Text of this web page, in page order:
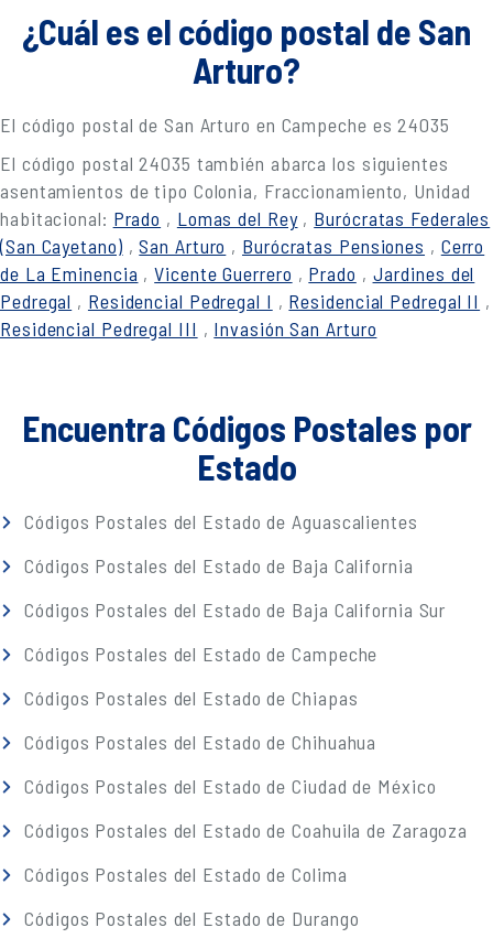
¿Cuál es el código postal de San
Arturo?
El código postal de San Arturo en Campeche es 24035
El código postal 24035 también abarca los siguientes
asentamientos de tipo Colonia, Fraccionamiento, Unidad
habitacional: Prado , Lomas del Rey, Burócratas Federales
(San Cayetano) ,San Arturo , Burócratas Pensiones , Cerro
de La Eminencia ,Vicente Guerrero , Prado , Jardines del
Pedregal , Residencial Pedregal I , Residencial Pedregal II ,
Residencial Pedregal III , Invasión San Arturo
Encuentra Códigos Postales por
Estado
Códigos Postales del Estado de Aguascalientes
Códigos Postales del Estado de Baja California
Códigos Postales del Estado de Baja California Sur
Códigos Postales del Estado de Campeche
Códigos Postales del Estado de Chiapas
Códigos Postales del Estado de Chihuahua
Códigos Postales del Estado de Ciudad de México
Códigos Postales del Estado de Coahuila de Zaragoza
Códigos Postales del Estado de Colima
Códigos Postales del Estado de Durango